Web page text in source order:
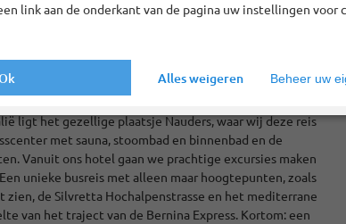
ligt het gezellige plaatsje Nauders, waar wij deze reis
met sauna, stoombad en binnenbad en de
Vanuit ons hotel gaan we prachtige excursies maken
unieke busreis met alleen maar hoogtepunten, zoals
de Silvretta Hochalpenstrasse en het mediterrane
van het traject van de Bernina Express. Kortom: een
link aan de onderkant van de pagina uw instellingen voor
Beheer uw
Alles weigeren